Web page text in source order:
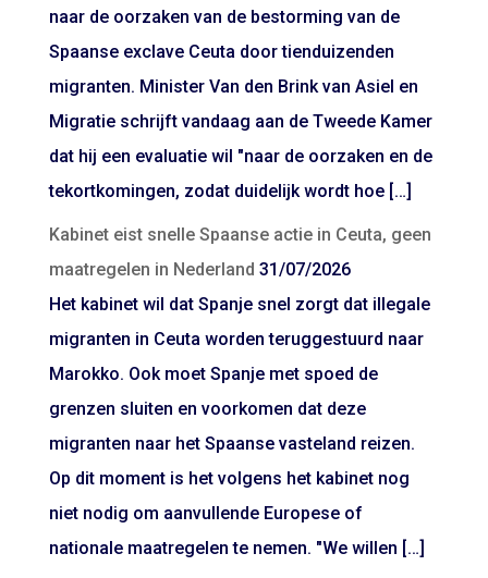
naar de oorzaken van de bestorming van de
Spaanse exclave Ceuta door tienduizenden
migranten. Minister Van den Brink van Asiel en
Migratie schrijft vandaag aan de Tweede Kamer
dat hij een evaluatie wil "naar de oorzaken en de
tekortkomingen, zodat duidelijk wordt hoe […]
Kabinet eist snelle Spaanse actie in Ceuta, geen
maatregelen in Nederland 31/07/2026
Het kabinet wil dat Spanje snel zorgt dat illegale
migranten in Ceuta worden teruggestuurd naar
Marokko. Ook moet Spanje met spoed de
grenzen sluiten en voorkomen dat deze
migranten naar het Spaanse vasteland reizen.
Op dit moment is het volgens het kabinet nog
niet nodig om aanvullende Europese of
nationale maatregelen te nemen. "We willen […]